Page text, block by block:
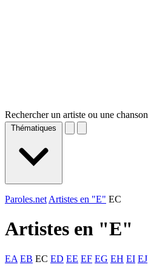
Rechercher un artiste ou une chanson
Thématiques
Paroles.net Artistes en "E" EC
Artistes en "E"
EA EB EC ED EE EF EG EH EI EJ